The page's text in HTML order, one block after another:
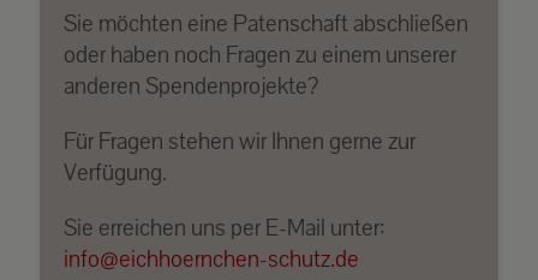
Sie möchten eine Patenschaft abschließen
oder haben noch Fragen zu einem unserer
anderen Spendenprojekte?
Für Fragen stehen wir Ihnen gerne zur
Verfügung.
Sie erreichen uns per E-Mail unter:
info@eichhoernchen-schutz.de